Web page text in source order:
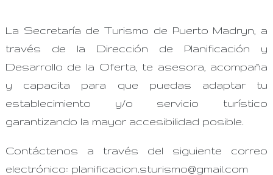
La Secretaría de Turismo de Puerto Madryn, a
través de la Dirección de Planificación y
Desarrollo de la Oferta, te asesora, acompaña
y capacita para que puedas adaptar tu
establecimiento y/o servicio turístico
garantizando la mayor accesibilidad posible.
Contáctenos a través del siguiente correo
electrónico: planificacion.sturismo@gmail.com